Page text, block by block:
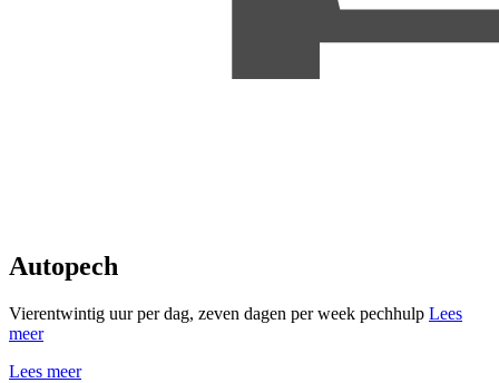
Autopech
Vierentwintig uur per dag, zeven dagen per week pechhulp Lees
meer
Lees meer